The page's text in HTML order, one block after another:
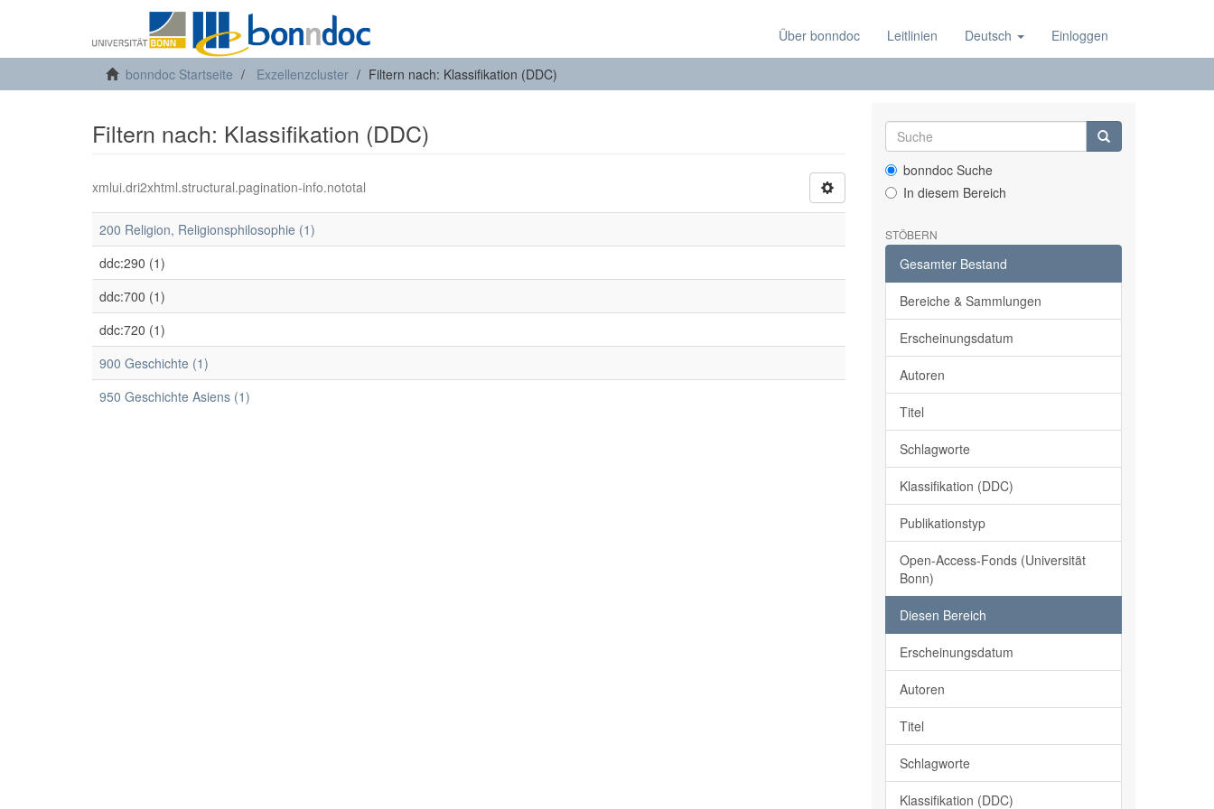
Über bonndoc Leitlinien Deutsch Einloggen
bonndoc Startseite Exzellenzcluster Filtern nach: Klassifikation (DDC)
Filtern nach: Klassifikation (DDC)
xmlui.dri2xhtml.structural.pagination-info.nototal
200 Religion, Religionsphilosophie (1)
ddc:290 (1)
ddc:700 (1)
ddc:720 (1)
900 Geschichte (1)
950 Geschichte Asiens (1)
bonndoc Suche
In diesem Bereich
STÖBERN
Gesamter Bestand
Bereiche & Sammlungen
Erscheinungsdatum
Autoren
Titel
Schlagworte
Klassifikation (DDC)
Publikationstyp
Open-Access-Fonds (Universität
Bonn)
Diesen Bereich
Erscheinungsdatum
Autoren
Titel
Schlagworte
Klassifikation (DDC)